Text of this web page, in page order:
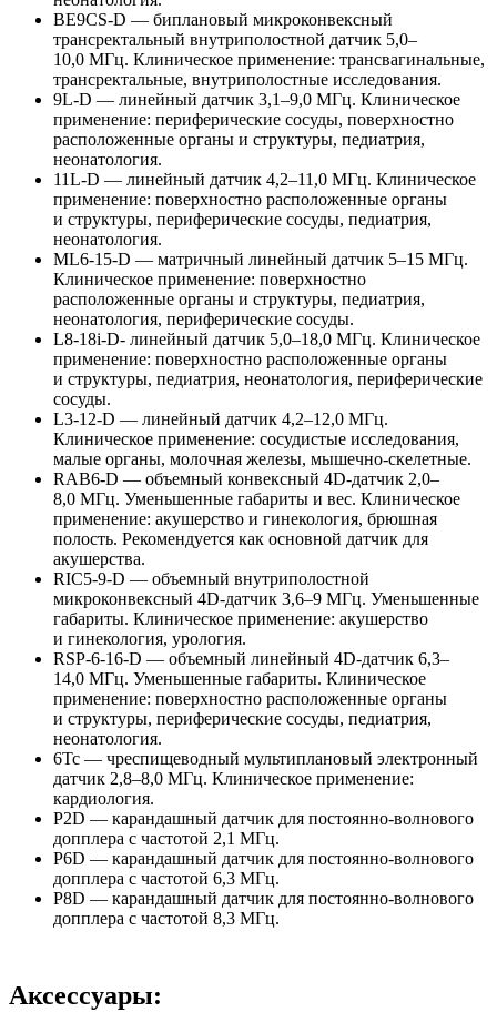
BE9CS-D — биплановый микроконвексный
трансректальный внутриполостной датчик 5,0–
10,0 МГц. Клиническое применение: трансвагинальные,
трансректальные, внутриполостные исследования.
9L-D — линейный датчик 3,1–9,0 МГц. Клиническое
применение: периферические сосуды, поверхностно
расположенные органы и структуры, педиатрия,
неонатология.
11L-D — линейный датчик 4,2–11,0 МГц. Клиническое
применение: поверхностно расположенные органы
и структуры, периферические сосуды, педиатрия,
неонатология.
ML6-15-D — матричный линейный датчик 5–15 МГц.
Клиническое применение: поверхностно
расположенные органы и структуры, педиатрия,
неонатология, периферические сосуды.
L8-18i-D- линейный датчик 5,0–18,0 МГц. Клиническое
применение: поверхностно расположенные органы
и структуры, педиатрия, неонатология, периферические
сосуды.
L3-12-D — линейный датчик 4,2–12,0 МГц.
Клиническое применение: сосудистые исследования,
малые органы, молочная железы, мышечно-скелетные.
RAB6-D — объемный конвексный 4D-датчик 2,0–
8,0 МГц. Уменьшенные габариты и вес. Клиническое
применение: акушерство и гинекология, брюшная
полость. Рекомендуется как основной датчик для
акушерства.
RIC5-9-D — объемный внутриполостной
микроконвексный 4D-датчик 3,6–9 МГц. Уменьшенные
габариты. Клиническое применение: акушерство
и гинекология, урология.
RSP-6-16-D — объемный линейный 4D-датчик 6,3–
14,0 МГц. Уменьшенные габариты. Клиническое
применение: поверхностно расположенные органы
и структуры, периферические сосуды, педиатрия,
неонатология.
6Tc — чреспищеводный мультиплановый электронный
датчик 2,8–8,0 МГц. Клиническое применение:
кардиология.
P2D — карандашный датчик для постоянно-волнового
допплера с частотой 2,1 МГц.
P6D — карандашный датчик для постоянно-волнового
допплера с частотой 6,3 МГц.
P8D — карандашный датчик для постоянно-волнового
допплера с частотой 8,3 МГц.
Аксессуары: